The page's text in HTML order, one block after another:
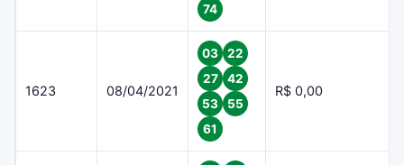
74
1623 08/04/2021
03
22
27
42
53
55
61
R$ 0,00